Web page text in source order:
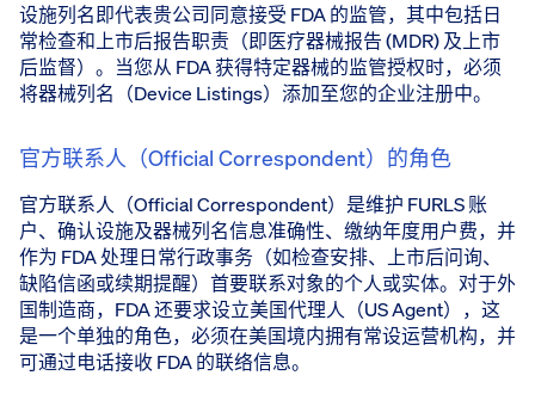
设施列名即代表贵公司同意接受 FDA 的监管，其中包括日
常检查和上市后报告职责（即医疗器械报告 (MDR) 及上市
后监督）。当您从 FDA 获得特定器械的监管授权时，必须
将器械列名（Device Listings）添加至您的企业注册中。
官方联系人（Official Correspondent）的角色
官方联系人（Official Correspondent）是维护 FURLS 账
户、确认设施及器械列名信息准确性、缴纳年度用户费，并
作为 FDA 处理日常行政事务（如检查安排、上市后问询、
缺陷信函或续期提醒）首要联系对象的个人或实体。对于外
国制造商，FDA 还要求设立美国代理人（US Agent），这
是一个单独的角色，必须在美国境内拥有常设运营机构，并
可通过电话接收 FDA 的联络信息。